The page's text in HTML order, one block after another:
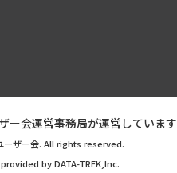
ー会運営事務局が運営しています
ザー会. All rights reserved.
by DATA-TREK,Inc.